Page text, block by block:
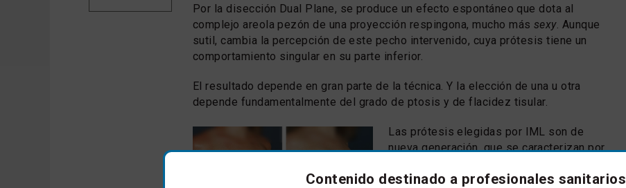
Por la disección Dual Plane, se produce un efecto espontáneo que dota al
complejo areola pezón de una proyección respingona, mucho más sexy. Aunque
sutil, cambia la percepción de este pecho intervenido, cuya prótesis tiene un
comportamiento singular en su parte inferior.
El resultado depende en gran parte de la técnica. Y la elección de una u otra
depende fundamentalmente del grado de ptosis y de flacidez tisular.
Las prótesis elegidas por IML son de
nueva generación, que se caracterizan por
resultados y seguridad clínica:
Contenido destinado a profesionales sanitarios